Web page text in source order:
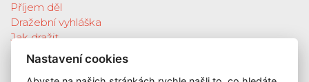
Příjem děl
Dražební vyhláška
Jak dražit
Galerie
Katalog vydražených děl
Nastavení cookies